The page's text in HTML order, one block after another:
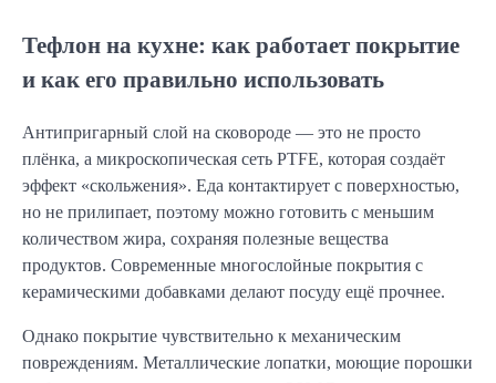
Тефлон на кухне: как работает покрытие
и как его правильно использовать
Антипригарный слой на сковороде — это не просто
плёнка, а микроскопическая сеть PTFE, которая создаёт
эффект «скольжения». Еда контактирует с поверхностью,
но не прилипает, поэтому можно готовить с меньшим
количеством жира, сохраняя полезные вещества
продуктов. Современные многослойные покрытия с
керамическими добавками делают посуду ещё прочнее.
Однако покрытие чувствительно к механическим
повреждениям. Металлические лопатки, моющие порошки